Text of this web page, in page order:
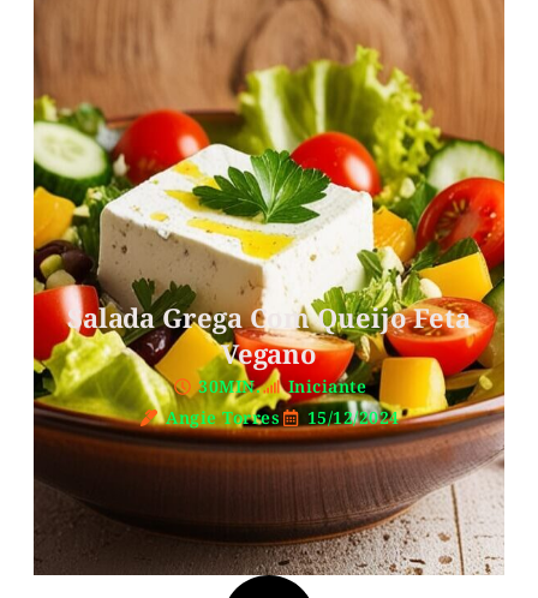
Salada Grega Com Queijo Feta
Vegano
30MIN.
Iniciante
Angie Torres
15/12/2024